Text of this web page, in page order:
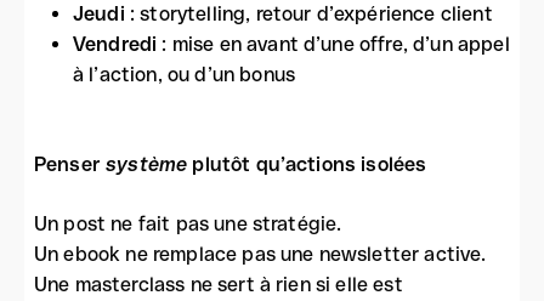
Jeudi : storytelling, retour d’expérience client
Vendredi : mise en avant d’une offre, d’un appel
à l’action, ou d’un bonus
Pensersystème plutôt qu’actions isolées
Un post ne fait pas une stratégie.
Un ebook ne remplace pas une newsletter active.
Une masterclass ne sert à rien si elle est